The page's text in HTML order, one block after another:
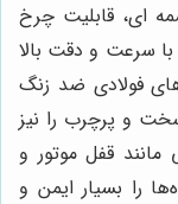
ای، قابلیت چرخ
سرعت و دقت بالا
فولادی ضد زنگ
و پرچرب را نیز
قفل موتور و
را بسیار ایمن و